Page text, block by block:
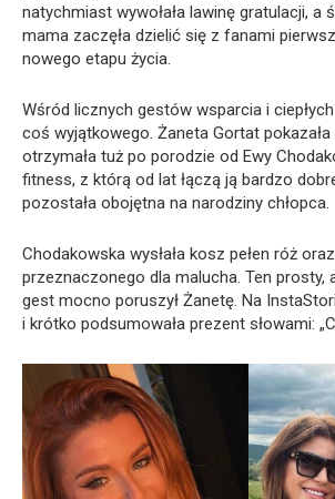
natychmiast wywołała lawinę gratulacji, a
mama zaczęła dzielić się z fanami
nowego etapu życia.
Wśród licznych gestów wsparcia i
coś wyjątkowego. Żaneta Gortat
otrzymała tuż po porodzie od Ewy
fitness, z którą od lat łączą ją bardzo
pozostała obojętna na narodziny chłopca.
Chodakowska wysłała kosz pełen róż
przeznaczonego dla malucha. Ten prosty,
gest mocno poruszył Żanetę. Na
i krótko podsumowała prezent słowami: